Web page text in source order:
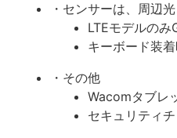
・センサーは、周辺光
LTEモデルのみ
キーボード装
・その他
Wacomタブレ
セキュリティ